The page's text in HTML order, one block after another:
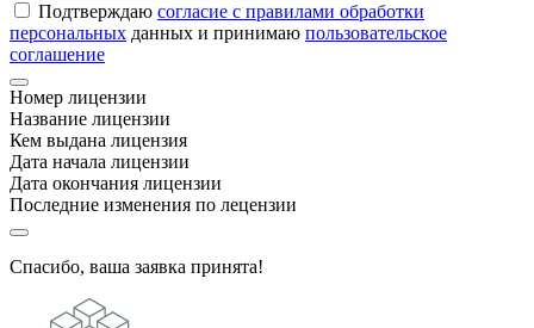
Подтверждаю согласие с правилами обработки
персональных данных и принимаю пользовательское
соглашение
Номер лицензии
Название лицензии
Кем выдана лицензия
Дата начала лицензии
Дата окончания лицензии
Последние изменения по лецензии
Спасибо, ваша заявка принята!